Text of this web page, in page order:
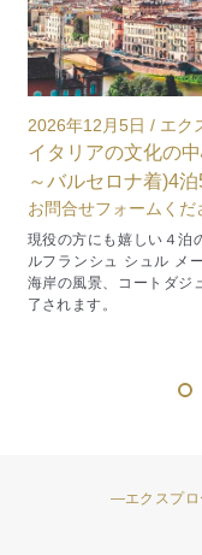
2027年7月16日 / エク
北ヨーロッパ（ コ
お問合せフォームくだ
スカーゲンの柔らかな海
は深いフィヨルドのエ
花々と歴史が穏やかに漂
は奇岩と山々が連なる北
にオーレスンとベルゲン
1
―エクスプロ